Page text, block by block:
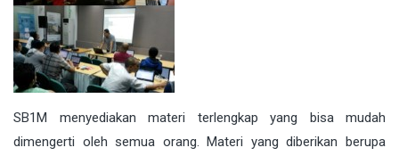
SB1M menyediakan materi terlengkap yang bisa mudah
dimengerti oleh semua orang. Materi yang diberikan berupa